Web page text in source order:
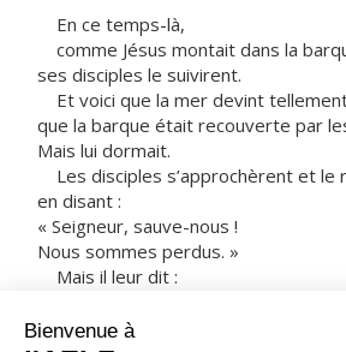
En ce temps-là,
comme Jésus montait dans la
ses disciples le suivirent.
Et voici que la mer devint
que la barque était recouverte par
Mais lui dormait.
Les disciples s’approchèrent et le
en disant :
« Seigneur, sauve-nous !
Nous sommes perdus. »
Mais il leur dit :
hommes de peu de foi ? »